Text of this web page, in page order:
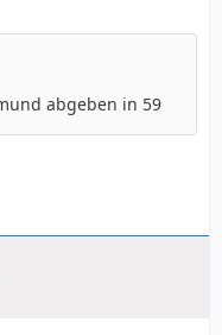
abgeben in 59